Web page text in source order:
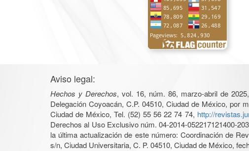
Aviso legal:
Hechos y Derechos, vol. 16, núm. 86, marzo-abril de
Delegación Coyoacán, C.P. 04510, Ciudad de México, por
Ciudad de México, Tel. (52) 55 56 22 74 74, http://
Derechos al Uso Exclusivo núm. 04-2014-052217121400-
la última actualización de este número: Coordinación de
s/n, Ciudad Universitaria, C. P. 04510, Ciudad de México,